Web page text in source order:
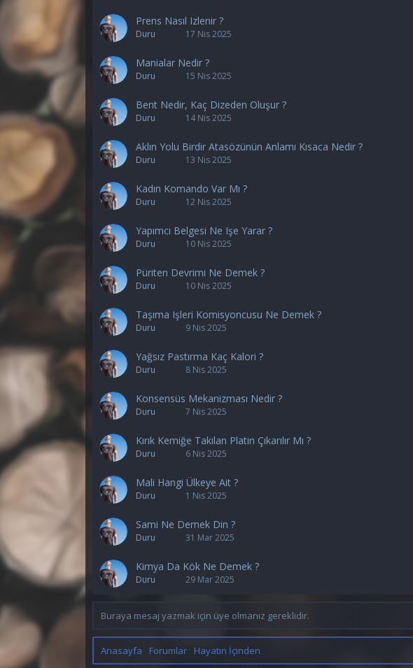
Prens Nasıl Izlenir ?
Duru 17 Nis 2025
Manialar Nedir ?
Duru 15 Nis 2025
Bent Nedir, Kaç Dizeden Oluşur ?
Duru 14 Nis 2025
Aklın Yolu Birdir Atasözünün Anlamı Kısaca Nedir ?
Duru 13 Nis 2025
Kadın Komando Var Mı ?
Duru 12 Nis 2025
Yapımcı Belgesi Ne Işe Yarar ?
Duru 10 Nis 2025
Püriten Devrimi Ne Demek ?
Duru 10 Nis 2025
Taşıma Işleri Komisyoncusu Ne Demek ?
Duru 9 Nis 2025
Yağsız Pastırma Kaç Kalori ?
Duru 8 Nis 2025
Konsensüs Mekanizması Nedir ?
Duru 7 Nis 2025
Kırık Kemiğe Takılan Platin Çıkarılır Mı ?
Duru 6 Nis 2025
Mali Hangi Ülkeye Ait ?
Duru 1 Nis 2025
Sami Ne Demek Din ?
Duru 31 Mar 2025
Kimya Da Kök Ne Demek ?
Duru 29 Mar 2025
Buraya mesaj yazmak için üye olmanız gereklidir.
Anasayfa Forumlar Hayatın İçinden